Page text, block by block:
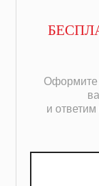
Оформите
и